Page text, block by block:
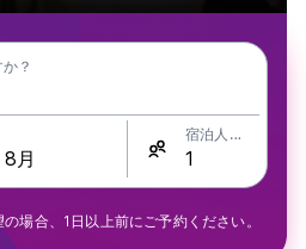
？
宿泊人数
場合、1日以上前にご予約ください。